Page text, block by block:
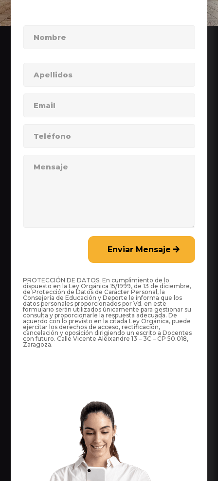
Enviar Mensaje
PROTECCIÓN DE DATOS: En cumplimiento de lo
dispuesto en la Ley Orgánica 15/1999, de 13 de diciembre,
de Protección de Datos de Carácter Personal, la
Consejería de Educación y Deporte le informa que los
datos personales proporcionados por Vd. en este
formulario serán utilizados únicamente para gestionar su
consulta y proporcionarle la respuesta adecuada. De
acuerdo con lo previsto en la citada Ley Orgánica, puede
ejercitar los derechos de acceso, rectificación,
cancelación y oposición dirigiendo un escrito a Docentes
con futuro. Calle Vicente Aleixandre 13 – 3C – CP 50.018,
Zaragoza.